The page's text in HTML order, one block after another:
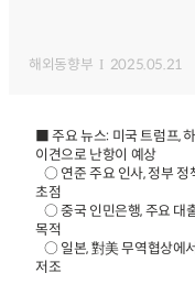
해외동향부 2025.05.21
■ 주요 뉴스: 미국 트럼프,
이견으로 난항이 예상
○ 연준 주요 인사, 정부 정
초점
○ 중국 인민은행, 주요 대
목적
○ 일본, 對美 무역협상에
저조